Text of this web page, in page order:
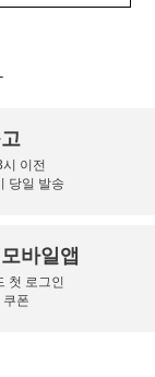
이전
당일 발송
바일앱
첫 로그인
쿠폰